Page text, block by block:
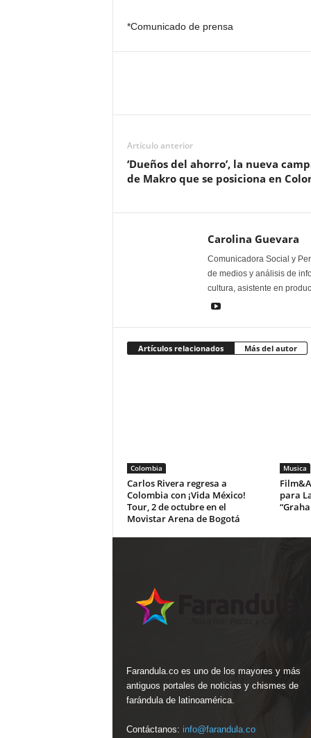
*Comunicado de prensa
Artículo anterior
‘Dueños del ahorro’, la nueva
de Makro que se posiciona en
Carolina Guevara
Comunicadora Social y
de medios y análisis de
cultura, asistente en
Artículos relacionados Más del autor
Colombia
Carlos Rivera regresa a
Colombia con ¡Vida México!
Tour, 2 de octubre en el
Movistar Arena de Bogotá
Musica
para
Farandula.co es uno de los mayores y más
antiguos portales de noticias y chismes de
farándula de latinoamérica.
Contáctanos: info@farandula.co